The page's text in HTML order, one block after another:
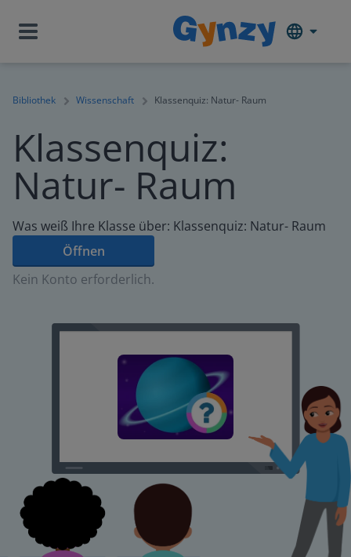
Bibliothek Wissenschaft Klassenquiz: Natur- Raum
Klassenquiz:
Natur- Raum
Was weiß Ihre Klasse über: Klassenquiz: Natur- Raum
Öffnen
Kein Konto erforderlich.